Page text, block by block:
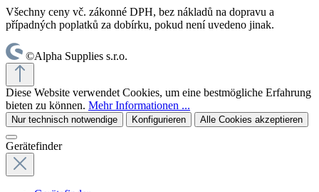
Všechny ceny vč. zákonné DPH, bez nákladů na dopravu a
případných poplatků za dobírku, pokud není uvedeno jinak.
©Alpha Supplies s.r.o.
Diese Website verwendet Cookies, um eine bestmögliche Erfahrung
bieten zu können. Mehr Informationen ...
Nur technisch notwendige Konfigurieren Alle Cookies akzeptieren
Gerätefinder